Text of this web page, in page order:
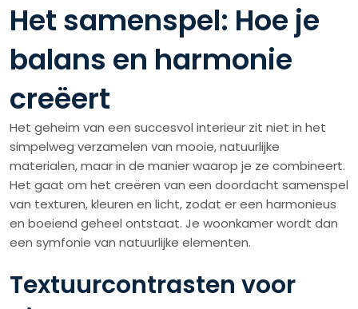
Het samenspel: Hoe je
balans en harmonie
creëert
Het geheim van een succesvol interieur zit niet in het
simpelweg verzamelen van mooie, natuurlijke
materialen, maar in de manier waarop je ze combineert.
Het gaat om het creëren van een doordacht samenspel
van texturen, kleuren en licht, zodat er een harmonieus
en boeiend geheel ontstaat. Je woonkamer wordt dan
een symfonie van natuurlijke elementen.
Textuurcontrasten voor